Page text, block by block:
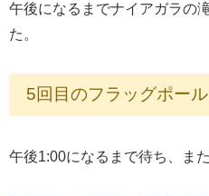
午後になるまでナイアガラの
た。
5回目のフラッグポール
午後1:00になるまで待ち、ま